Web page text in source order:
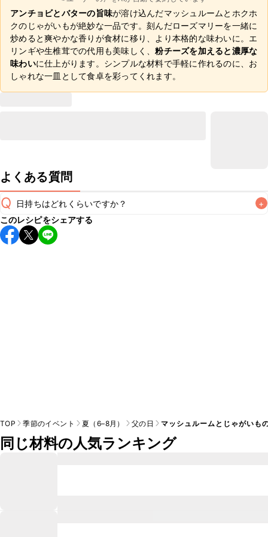
アンチョビとバターの旨味が溶け込んだマッシュルームとホクホ
クのじゃがいもが絶妙な一品です。刻んだローズマリーを一緒に
炒めると爽やかな香りが食材に移り、より本格的な味わいに。エ
リンギや生椎茸での代用も美味しく、粉チーズを加えると濃厚な
味わいに仕上がります。シンプルな材料で手軽に作れるのに、お
しゃれな一皿として食卓を彩ってくれます。
よくある質問
Q 日持ちはどれくらいですか？ +
保存期間は冷蔵で翌日中が目安です。なるべくお早めにお召
し上がりください。
このレシピをシェアする
TOP 季節のイベント 夏（6–8月） 父の日 マッシュルームとじゃがいも
同じ材料の人気ランキング